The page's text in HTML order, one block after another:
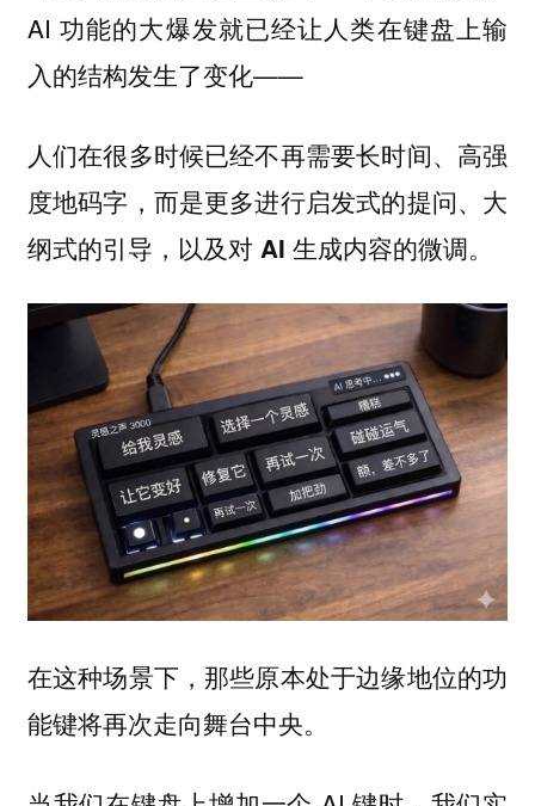
AI 功能的大爆发就已经让人类在键盘上输
入的结构发生了变化——
人们在很多时候已经不再需要长时间、高强
度地码字，而是更多进行启发式的提问、大
纲式的引导，以及对 AI 生成内容的微调。
在这种场景下，那些原本处于边缘地位的功
能键将再次走向舞台中央。